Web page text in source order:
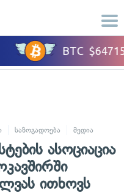
საზოგადოება მედია
ასოციაცია
ითხოვს